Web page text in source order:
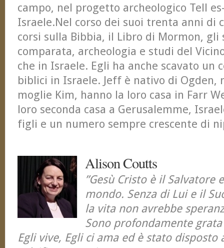
campo, nel progetto archeologico Tell
Israele.Nel corso dei suoi trenta anni di
corsi sulla Bibbia, il Libro di Mormon,
comparata, archeologia e studi del
che in Israele. Egli ha anche scavato un
biblici in Israele. Jeff è nativo di Ogden,
moglie Kim, hanno la loro casa in Farr
loro seconda casa a Gerusalemme,
figli e un numero sempre crescente di
Alison Coutts
”Gesù Cristo è il Salvatore
mondo. Senza di Lui e il
la vita non avrebbe
Sono profondamente
Egli vive, Egli ci ama ed è stato